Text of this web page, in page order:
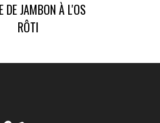
DE JAMBON À L'OS
RÔTI